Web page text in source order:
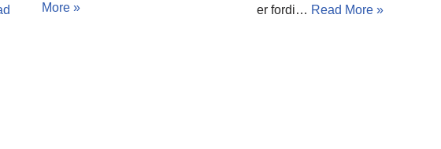
More »
er fordi… Read More »